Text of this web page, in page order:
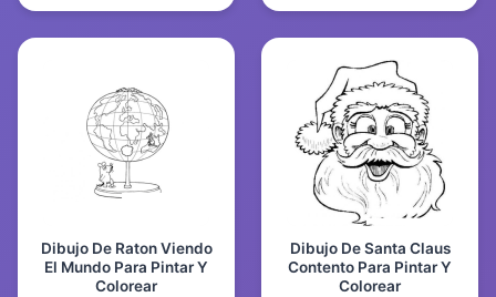
Dibujo De Raton Viendo
El Mundo Para Pintar Y
Colorear
Dibujo De Santa Claus
Contento Para Pintar Y
Colorear